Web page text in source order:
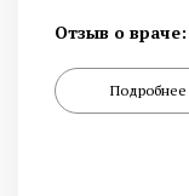
Отзыв о враче:
Подробнее